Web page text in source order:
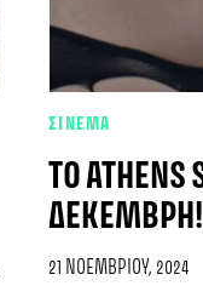
ΣΙΝΕΜΑ
ΤΟ ATHENS
ΔΕΚΈΜΒΡΗ!
21 ΝΟΕΜΒΡΊΟΥ, 2024